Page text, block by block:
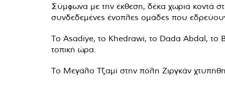
Σύμφωνα με την έκθεση, δέκα χωριά κοντά
συνδεδεμένες ένοπλες ομάδες που εδρεύουν
Το Asadiye, το Khedrawi, το Dada Abdal, το
τοπική ώρα.
Το Μεγάλο Τζαμί στην πόλη Ζιργκάν